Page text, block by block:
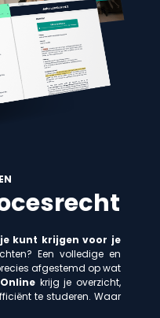
kunt krijgen voor je
Een volledige en
afgestemd op wat
krijg je overzicht,
te studeren. Waar